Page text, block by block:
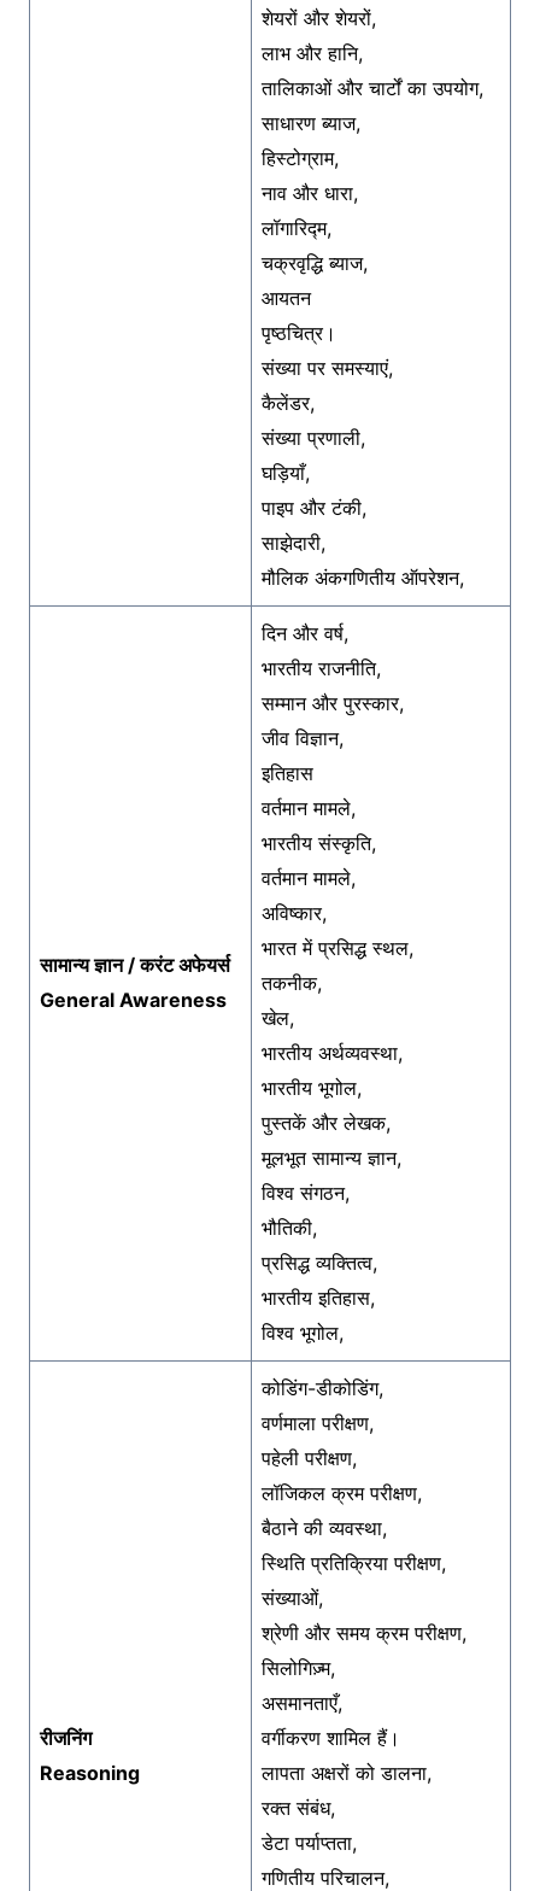
शेयरों और शेयरों,
लाभ और हानि,
तालिकाओं और चार्टों का उपयोग,
साधारण ब्याज,
हिस्टोग्राम,
नाव और धारा,
लॉगारिद्म,
चक्रवृद्धि ब्याज,
आयतन
पृष्ठचित्र।
संख्या पर समस्याएं,
कैलेंडर,
संख्या प्रणाली,
घड़ियाँ,
पाइप और टंकी,
साझेदारी,
मौलिक अंकगणितीय ऑपरेशन,
सामान्य ज्ञान / करंट अफेयर्स
General Awareness
दिन और वर्ष,
भारतीय राजनीति,
सम्मान और पुरस्कार,
जीव विज्ञान,
इतिहास
वर्तमान मामले,
भारतीय संस्कृति,
वर्तमान मामले,
अविष्कार,
भारत में प्रसिद्ध स्थल,
तकनीक,
खेल,
भारतीय अर्थव्यवस्था,
भारतीय भूगोल,
पुस्तकें और लेखक,
मूलभूत सामान्य ज्ञान,
विश्व संगठन,
भौतिकी,
प्रसिद्ध व्यक्तित्व,
भारतीय इतिहास,
विश्व भूगोल,
रीजनिंग
Reasoning
कोडिंग-डीकोडिंग,
वर्णमाला परीक्षण,
पहेली परीक्षण,
लॉजिकल क्रम परीक्षण,
बैठाने की व्यवस्था,
स्थिति प्रतिक्रिया परीक्षण,
संख्याओं,
श्रेणी और समय क्रम परीक्षण,
सिलोगिज़्म,
असमानताएँ,
वर्गीकरण शामिल हैं।
लापता अक्षरों को डालना,
रक्त संबंध,
डेटा पर्याप्तता,
गणितीय परिचालन,